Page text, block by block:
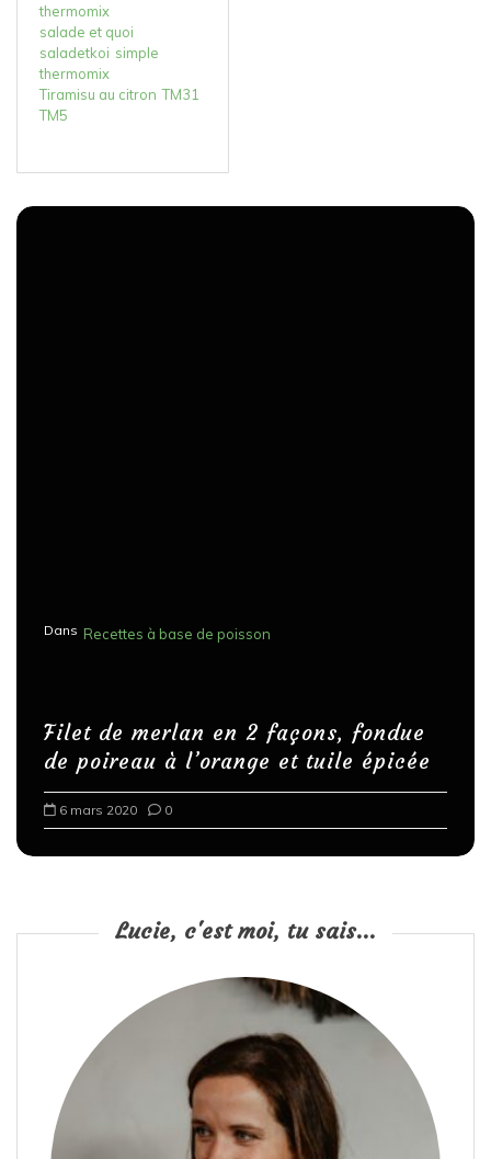
thermomix
salade et quoi
saladetkoi simple
thermomix
Tiramisu au citron TM31
TM5
Dans Recettes à base de poisson
Filet de merlan en 2 façons, fondue
de poireau à l’orange et tuile épicée
6 mars 2020 0
Lucie, c'est moi, tu sais...